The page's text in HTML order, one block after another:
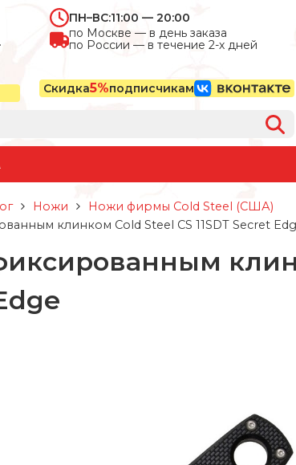
ПН–ВС:11:00 — 20:00
по Москве — в день заказа
по России — в течение 2-х дней
Скидка5%подписчикам
Ножи
Ножи фирмы Cold Steel (США)
клинком Cold Steel CS 11SDT Secret